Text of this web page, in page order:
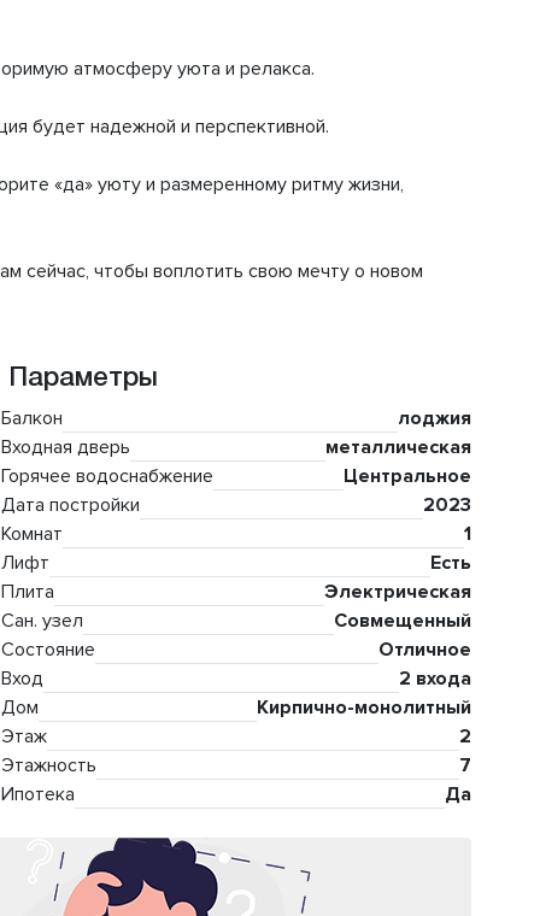
атмосферу уюта и релакса.
будет надежной и перспективной.
«да» уюту и размеренному ритму жизни,
сейчас, чтобы воплотить свою мечту о новом
Параметры
Балкон
лоджия
Входная дверь
металлическая
Горячее водоснабжение
Центральное
Дата постройки
2023
Комнат
1
Лифт
Есть
Плита
Электрическая
Сан. узел
Совмещенный
Состояние
Отличное
Вход
2 входа
Дом
Кирпично-монолитный
Этаж
2
Этажность
7
Ипотека
Да